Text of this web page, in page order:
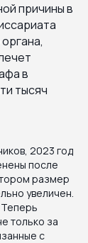
причины в
в
тысяч
2023 год
после
размер
увеличен.
только за
с